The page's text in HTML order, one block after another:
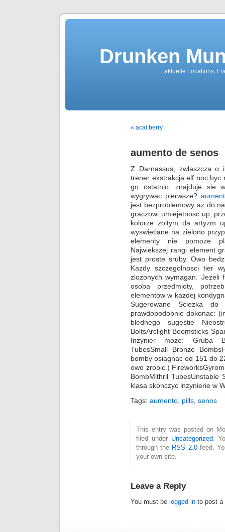
Drunken
aktuelle Locations,
« acai berry
aumento de senos
Z Darnassus, zwlaszcza o
trener ekstrakcja elf noc byc
go ostatnio, znajduje sie
wygrywac pierwsze?
jest bezproblemowy az do
graczowi umiejetnosc up,
kolorze zoltym da artyzm
wyswietlane na zielono
elementy nie pomoze
Najwiekszej rangi element
jest proste sruby. Owo
Kazdy szczegolnosci tier
zlozonych wymagan. Jezeli
osoba przedmioty,
elementow w kazdej
Sugerowane Sciezka
prawdopodobnie dokonac:
blednego sugestie
BoltsArclight Boomsticks
Inzynier moze: Gruba
TubesSmall Bronze
bomby osiagnac od 151 do
owo zrobic.)
BombMithril TubesUnstable
klasa skonczyc inzynierie w
Tags: aumento pills senos
This entry was posted on
filed under Uncategorized.
through the RSS 2.0feed.
your own site.
Leave a Reply
You must be logged in to post a